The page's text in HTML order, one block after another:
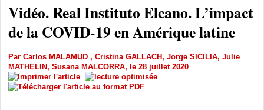
Vidéo. Real Instituto Elcano. L’impact
de la COVID-19 en Amérique latine
Par Carlos MALAMUD , Cristina GALLACH, Jorge SICILIA, Julie
MATHELIN, Susana MALCORRA, le 28 juillet 2020